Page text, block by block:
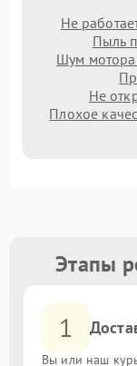
Не
Пыль
Шум мотора
Не
Плохое
Этапы
1
Вы или наш